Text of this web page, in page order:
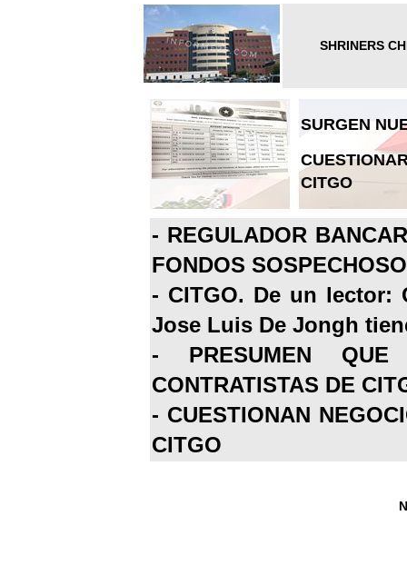
SHRINERS
SURGEN
CITGO
- REGULADOR
FONDOS
- CITGO. De un lector:
Jose Luis De Jongh
- PRESUMEN
CONTRATISTAS DE
- CUESTIONAN
CITGO